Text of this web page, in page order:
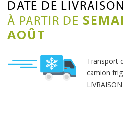
DATE DE LIVRAISON
À PARTIR DE
AOÛT
Transport
camion